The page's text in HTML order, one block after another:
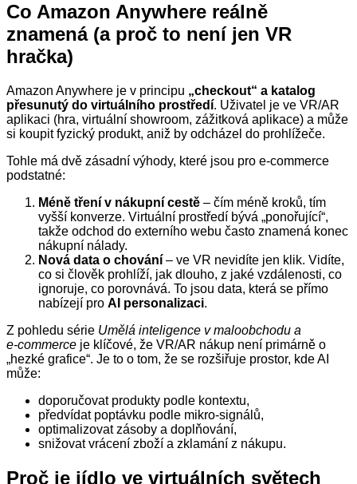
Co Amazon Anywhere reálně
znamená (a proč to není jen VR
hračka)
Amazon Anywhere je v principu „checkout“ a katalog
přesunutý do virtuálního prostředí. Uživatel je ve VR/AR
aplikaci (hra, virtuální showroom, zážitková aplikace) a může
si koupit fyzický produkt, aniž by odcházel do prohlížeče.
Tohle má dvě zásadní výhody, které jsou pro e‑commerce
podstatné:
Méně tření v nákupní cestě – čím méně kroků, tím
vyšší konverze. Virtuální prostředí bývá „ponořující“,
takže odchod do externího webu často znamená konec
nákupní nálady.
Nová data o chování – ve VR nevidíte jen klik. Vidíte,
co si člověk prohlíží, jak dlouho, z jaké vzdálenosti, co
ignoruje, co porovnává. To jsou data, která se přímo
nabízejí pro AI personalizaci.
Z pohledu série Umělá inteligence v maloobchodu a
e‑commerce je klíčové, že VR/AR nákup není primárně o
„hezké grafice“. Je to o tom, že se rozšiřuje prostor, kde AI
může:
doporučovat produkty podle kontextu,
předvídat poptávku podle mikro‑signálů,
optimalizovat zásoby a doplňování,
snižovat vrácení zboží a zklamání z nákupu.
Proč je jídlo ve virtuálních světech